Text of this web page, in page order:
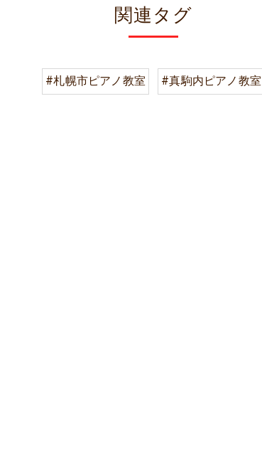
関連タグ
#札幌市ピアノ教室 #真駒内ピアノ教室